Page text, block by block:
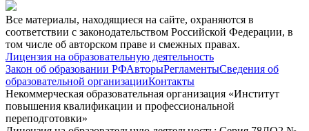
Все материалы, находящиеся на сайте, охраняются в
соответствии с законодательством Российской Федерации, в
том числе об авторском праве и смежных правах.
Лицензия на образовательную деятельность
Закон об образовании РФАвторыРегламентыСведения об
образовательной организацииКонтакты
Некоммерческая образовательная организация «Институт
повышения квалификации и профессиональной
переподготовки»